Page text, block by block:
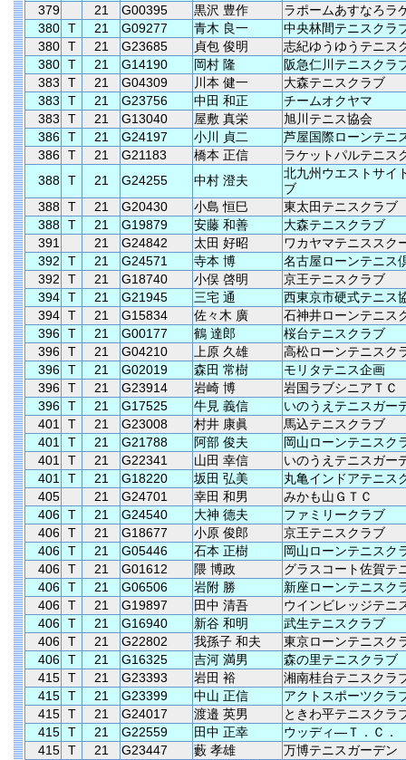
379
21 G00395 黒沢 豊作
ラポームあすなろラ
380 T 21 G09277 青木 良一
中央林間テニスクラ
380 T 21 G23685 貞包 俊明
志紀ゆうゆうテニス
380 T 21 G14190 岡村 隆
阪急仁川テニスクラ
383
T 21 G04309 川本 健一
大森テニスクラブ
383
T 21 G23756 中田 和正
チームオクヤマ
383
T 21 G13040 屋敷 真栄
旭川テニス協会
386 T 21 G24197 小川 貞二
芦屋国際ローンテニ
386 T 21 G21183 橋本 正信
ラケットパルテニス
388 T 21 G24255 中村 澄夫
北九州ウエストサイ
ブ
388 T 21 G20430 小島 恒巳
東太田テニスクラブ
388 T 21 G19879 安藤 和善
大森テニスクラブ
391
21 G24842 太田 好昭
ワカヤマテニススク
392
T 21 G24571 寺本 博
名古屋ローンテニス
392
T 21 G18740 小俣 啓明
京王テニスクラブ
394 T 21 G21945 三宅 通
西東京市硬式テニス
394 T 21 G15834 佐々木 廣
石神井ローンテニス
396 T 21 G00177 鶴 達郎
桜台テニスクラブ
396 T 21 G04210 上原 久雄
高松ローンテニスク
396 T 21 G02019 森田 常樹
モリタテニス企画
396 T 21 G23914 岩崎 博
岩国ラブシニアＴＣ
396 T 21 G17525 牛見 義信
いのうえテニスガー
401
T 21 G23008 村井 康眞
馬込テニスクラブ
401
T 21 G21788 阿部 俊夫
岡山ローンテニスク
401
T 21 G22341 山田 幸信
いのうえテニスガー
401
T 21 G18220 坂田 弘美
丸亀インドアテニス
405
21 G24701 幸田 和男
みかも山ＧＴＣ
406 T 21 G24540 大神 德夫
ファミリークラブ
406 T 21 G18677 小原 俊郎
京王テニスクラブ
406 T 21 G05446 石本 正樹
岡山ローンテニスク
406 T 21 G01612 隈 博政
グラスコート佐賀テ
406 T 21 G06506 岩附 勝
新座ローンテニスク
406 T 21 G19897 田中 清吾
ウインビレッジテニ
406 T 21 G16940 新谷 和明
武生テニスクラブ
406 T 21 G22802 我孫子 和夫
東京ローンテニスク
406 T 21 G16325 吉河 満男
森の里テニスクラブ
415 T 21 G23393 岩田 裕
湘南桂台テニスクラ
415 T 21 G23399 中山 正信
アクトスポーツクラ
415 T 21 G24017 渡邉 英男
ときわ平テニスクラ
415 T 21 G22559 田中 正幸
ウッディ―Ｔ．Ｃ．
415 T 21 G23447 藪 孝雄
万博テニスガーデン